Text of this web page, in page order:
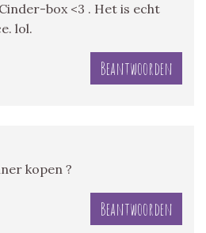
box <3 . Het is echt
lol.
Beantwoorden
kopen ?
Beantwoorden